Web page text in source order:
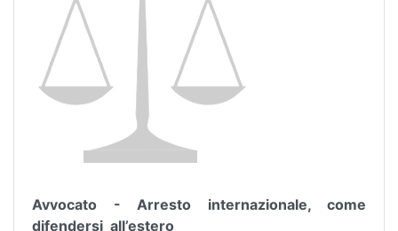
Avvocato - Arresto internazionale, come
difendersi all’estero